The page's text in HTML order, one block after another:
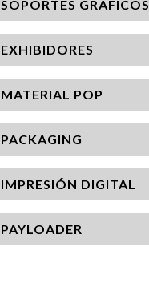
SOPORTES GRÁFICOS
EXHIBIDORES
MATERIAL POP
PACKAGING
IMPRESIÓN DIGITAL
PAYLOADER